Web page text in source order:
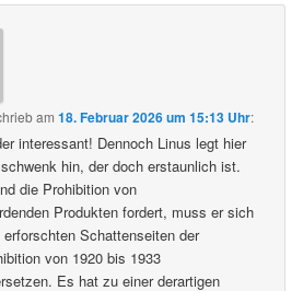
am18. Februar 2026 um 15:13 Uhr:
interessant! Dennoch Linus legt hier
hin, der doch erstaunlich ist.
die Prohibition von
Produkten fordert, muss er sich
Schattenseiten der
von 1920 bis 1933
Es hat zu einer derartigen